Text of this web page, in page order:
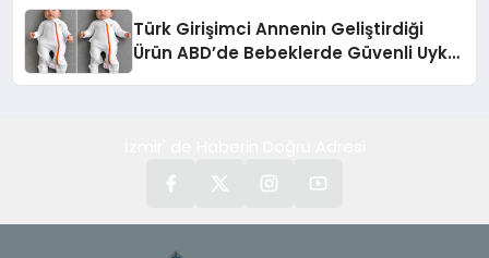
Türk Girişimci Annenin Geliştirdiği
Ürün ABD’de Bebeklerde Güvenli Uyku